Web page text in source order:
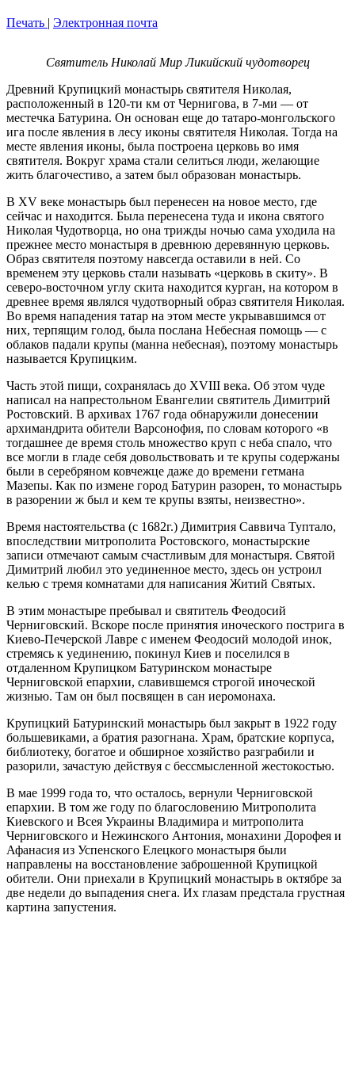
Печать | Электронная почта
Святитель Николай Мир Ликийский чудотворец
Древний Крупицкий монастырь святителя Николая,
расположенный в 120-ти км от Чернигова, в 7-ми — от
местечка Батурина. Он основан еще до татаро-монгольского
ига после явления в лесу иконы святителя Николая. Тогда на
месте явления иконы, была построена церковь во имя
святителя. Вокруг храма стали селиться люди, желающие
жить благочестиво, а затем был образован монастырь.
В XV веке монастырь был перенесен на новое место, где
сейчас и находится. Была перенесена туда и икона святого
Николая Чудотворца, но она трижды ночью сама уходила на
прежнее место монастыря в древнюю деревянную церковь.
Образ святителя поэтому навсегда оставили в ней. Со
временем эту церковь стали называть «церковь в скиту». В
северо-восточном углу скита находится курган, на котором в
древнее время являлся чудотворный образ святителя Николая.
Во время нападения татар на этом месте укрывавшимся от
них, терпящим голод, была послана Небесная помощь — с
облаков падали крупы (манна небесная), поэтому монастырь
называется Крупицким.
Часть этой пищи, сохранялась до XVIII века. Об этом чуде
написал на напрестольном Евангелии святитель Димитрий
Ростовский. В архивах 1767 года обнаружили донесении
архимандрита обители Варсонофия, по словам которого «в
тогдашнее де время столь множество круп с неба спало, что
все могли в гладе себя довольствовать и те крупы содержаны
были в серебряном ковчежце даже до времени гетмана
Мазепы. Как по измене город Батурин разорен, то монастырь
в разорении ж был и кем те крупы взяты, неизвестно».
Время настоятельства (с 1682г.) Димитрия Саввича Туптало,
впоследствии митрополита Ростовского, монастырские
записи отмечают самым счастливым для монастыря. Святой
Димитрий любил это уединенное место, здесь он устроил
келью с тремя комнатами для написания Житий Святых.
В этим монастыре пребывал и святитель Феодосий
Черниговский. Вскоре после принятия иноческого пострига в
Киево-Печерской Лавре с именем Феодосий молодой инок,
стремясь к уединению, покинул Киев и поселился в
отдаленном Крупицком Батуринском монастыре
Черниговской епархии, славившемся строгой иноческой
жизнью. Там он был посвящен в сан иеромонаха.
Крупицкий Батуринский монастырь был закрыт в 1922 году
большевиками, а братия разогнана. Храм, братские корпуса,
библиотеку, богатое и обширное хозяйство разграбили и
разорили, зачастую действуя с бессмысленной жестокостью.
В мае 1999 года то, что осталось, вернули Черниговской
епархии. В том же году по благословению Митрополита
Киевского и Всея Украины Владимира и митрополита
Черниговского и Нежинского Антония, монахини Дорофея и
Афанасия из Успенского Елецкого монастыря были
направлены на восстановление заброшенной Крупицкой
обители. Они приехали в Крупицкий монастырь в октябре за
две недели до выпадения снега. Их глазам предстала грустная
картина запустения.